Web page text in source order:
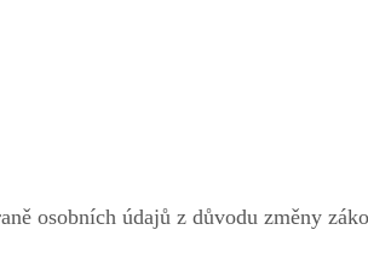
osobních údajů z důvodu změny